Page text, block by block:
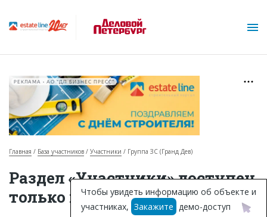
Горячие объекты
База строящихся объектов
РЕКЛАМА • АО "ДП БИЗНЕС ПРЕСС"
Главная База участников Участники Группа ЗС (Гранд Дев)
Раздел «Участники» доступен
только подписчикам
Чтобы увидеть информацию об объекте и
участниках, Закажите демо-доступ